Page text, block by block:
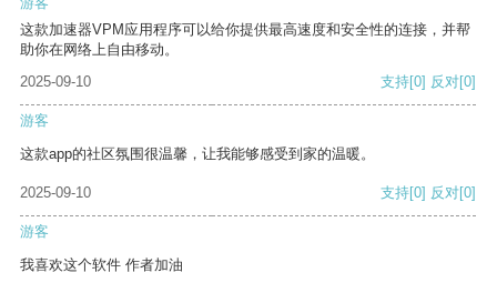
这款加速器VPM应用程序可以给你提供最高速度和安全性的连接，并帮
助你在网络上自由移动。
2025-09-10
支持[0] 反对[0]
游客
这款app的社区氛围很温馨，让我能够感受到家的温暖。
2025-09-10 支持[0] 反对[0]
游客
我喜欢这个软件 作者加油